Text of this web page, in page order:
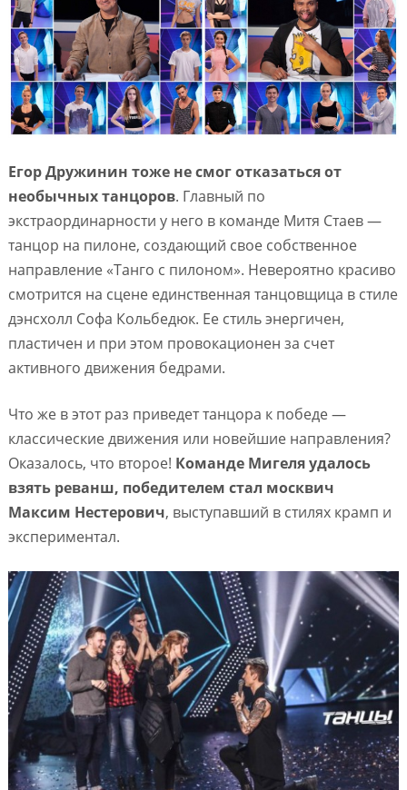
Егор Дружинин тоже не смог отказаться от
необычных танцоров. Главный по
экстраординарности у него в команде Митя Стаев —
танцор на пилоне, создающий свое собственное
направление «Танго с пилоном». Невероятно красиво
смотрится на сцене единственная танцовщица в стиле
дэнсхолл Софа Кольбедюк. Ее стиль энергичен,
пластичен и при этом провокационен за счет
активного движения бедрами.
Что же в этот раз приведет танцора к победе —
классические движения или новейшие направления?
Оказалось, что второе! Команде Мигеля удалось
взять реванш, победителем стал москвич
Максим Нестерович, выступавший в стилях крамп и
экспериментал.